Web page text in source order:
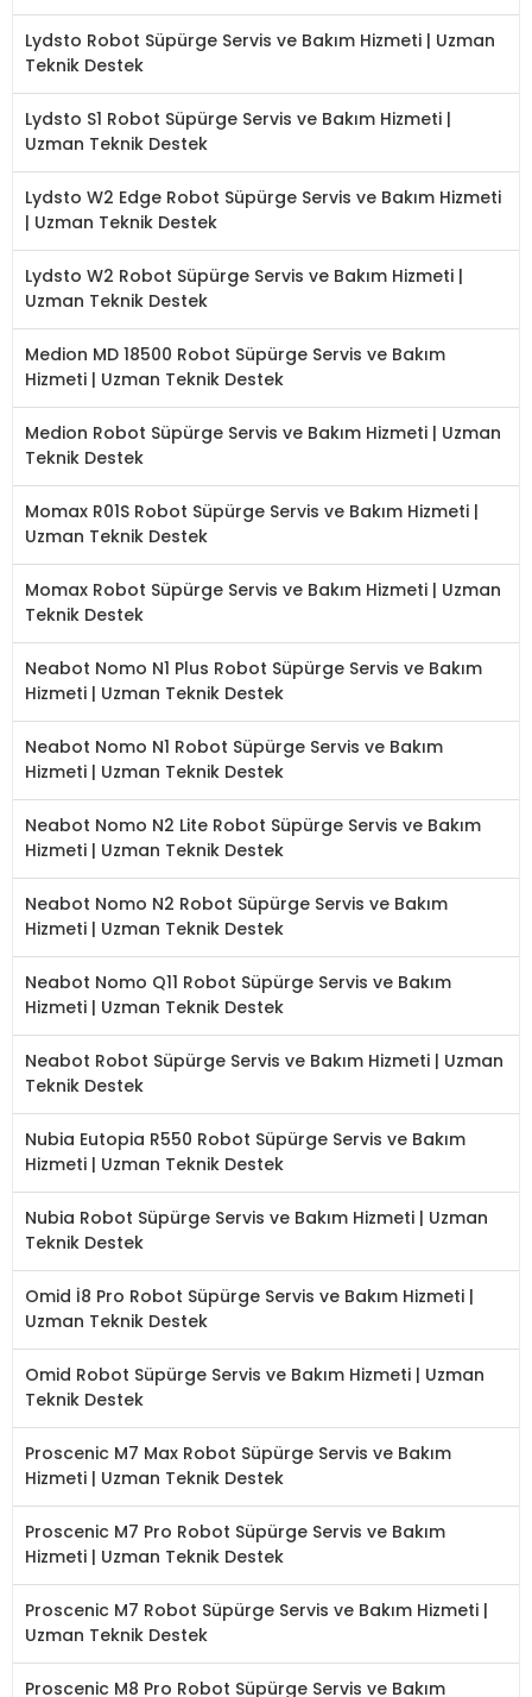
Lydsto Robot Süpürge Servis ve Bakım Hizmeti | Uzman
Teknik Destek
Lydsto S1 Robot Süpürge Servis ve Bakım Hizmeti |
Uzman Teknik Destek
Lydsto W2 Edge Robot Süpürge Servis ve Bakım Hizmeti
| Uzman Teknik Destek
Lydsto W2 Robot Süpürge Servis ve Bakım Hizmeti |
Uzman Teknik Destek
Medion MD 18500 Robot Süpürge Servis ve Bakım
Hizmeti | Uzman Teknik Destek
Medion Robot Süpürge Servis ve Bakım Hizmeti | Uzman
Teknik Destek
Momax R01S Robot Süpürge Servis ve Bakım Hizmeti |
Uzman Teknik Destek
Momax Robot Süpürge Servis ve Bakım Hizmeti | Uzman
Teknik Destek
Neabot Nomo N1 Plus Robot Süpürge Servis ve Bakım
Hizmeti | Uzman Teknik Destek
Neabot Nomo N1 Robot Süpürge Servis ve Bakım
Hizmeti | Uzman Teknik Destek
Neabot Nomo N2 Lite Robot Süpürge Servis ve Bakım
Hizmeti | Uzman Teknik Destek
Neabot Nomo N2 Robot Süpürge Servis ve Bakım
Hizmeti | Uzman Teknik Destek
Neabot Nomo Q11 Robot Süpürge Servis ve Bakım
Hizmeti | Uzman Teknik Destek
Neabot Robot Süpürge Servis ve Bakım Hizmeti | Uzman
Teknik Destek
Nubia Eutopia R550 Robot Süpürge Servis ve Bakım
Hizmeti | Uzman Teknik Destek
Nubia Robot Süpürge Servis ve Bakım Hizmeti | Uzman
Teknik Destek
Omid İ8 Pro Robot Süpürge Servis ve Bakım Hizmeti |
Uzman Teknik Destek
Omid Robot Süpürge Servis ve Bakım Hizmeti | Uzman
Teknik Destek
Proscenic M7 Max Robot Süpürge Servis ve Bakım
Hizmeti | Uzman Teknik Destek
Proscenic M7 Pro Robot Süpürge Servis ve Bakım
Hizmeti | Uzman Teknik Destek
Proscenic M7 Robot Süpürge Servis ve Bakım Hizmeti |
Uzman Teknik Destek
Proscenic M8 Pro Robot Süpürge Servis ve Bakım